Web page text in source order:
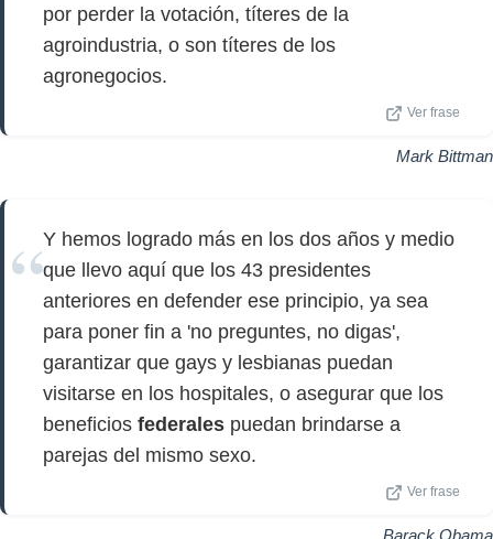
por perder la votación, títeres de la
agroindustria, o son títeres de los
agronegocios.
Ver frase
Mark Bittman
Y hemos logrado más en los dos años y medio
que llevo aquí que los 43 presidentes
anteriores en defender ese principio, ya sea
para poner fin a 'no preguntes, no digas',
garantizar que gays y lesbianas puedan
visitarse en los hospitales, o asegurar que los
beneficios federales puedan brindarse a
parejas del mismo sexo.
Ver frase
Barack Obama